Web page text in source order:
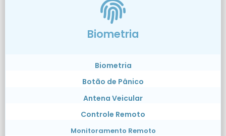
Biometria
Biometria
Botão de Pânico
Antena Veicular
Controle Remoto
Monitoramento Remoto